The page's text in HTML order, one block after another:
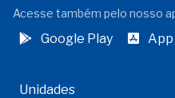
Acesse também pelo nosso
Google Play
Unidades